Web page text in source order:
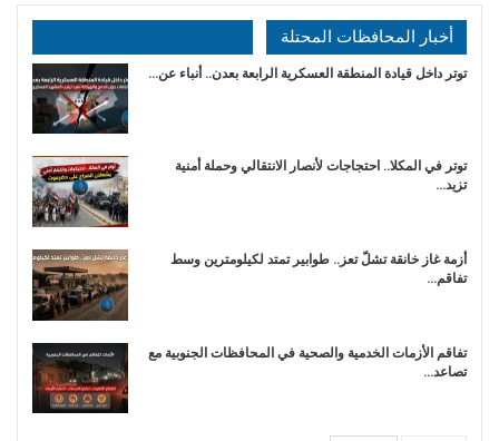
أخبار المحافظات المحتلة
توتر داخل قيادة المنطقة العسكرية الرابعة بعدن.. أنباء عن…
توتر في المكلا.. احتجاجات لأنصار الانتقالي وحملة أمنية
تزيد…
أزمة غاز خانقة تشلّ تعز.. طوابير تمتد لكيلومترين وسط
تفاقم…
تفاقم الأزمات الخدمية والصحية في المحافظات الجنوبية مع
تصاعد…